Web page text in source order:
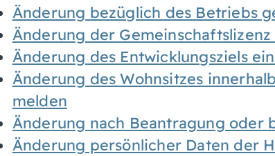
Änderung bezüglich des Betriebs
Änderung der
Änderung des Entwicklungsziels
Änderung des Wohnsitzes
melden
Änderung nach Beantragung oder
Änderung persönlicher Daten der